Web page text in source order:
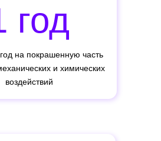
на покрашенную часть
и химических
воздействий
год